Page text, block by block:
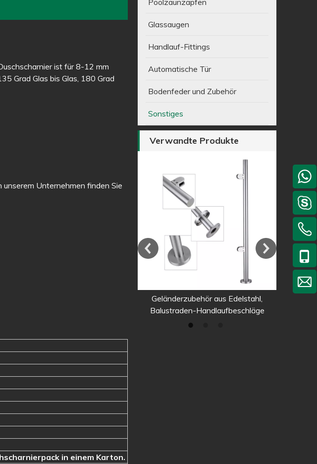
ist für 8-12 mm
Grad Glas bis Glas, 180 Grad
Unternehmen finden Sie
in einem Karton.
Poolzaunzapfen
Glassaugen
Handlauf-Fittings
Automatische Tür
Bodenfeder und Zubehör
Sonstiges
Verwandte Produkte
Geländerzubehör aus Edelstahl,
Balustraden-Handlaufbeschläge